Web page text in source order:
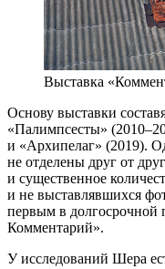
Выставка
Основу выставки
«Палимпсесты»
и «Архипелаг» (2019).
не отделены друг от
и существенное
и не выставлявшихся
первым в долгосрочной
Комментарий».
У исследований Шера